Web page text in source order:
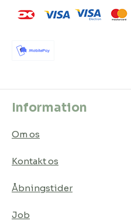
Information
Om os
Kontakt os
Åbningstider
Job